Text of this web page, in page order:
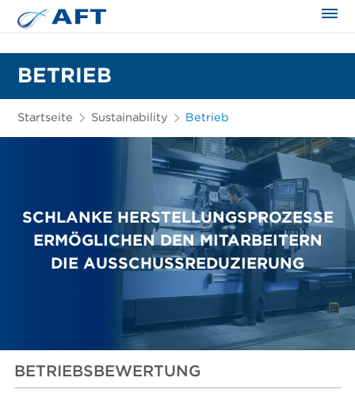
BETRIEB
Startseite Sustainability Betrieb
SCHLANKE HERSTELLUNGSPROZESSE
ERMÖGLICHEN DEN MITARBEITERN
DIE AUSSCHUSSREDUZIERUNG
BETRIEBSBEWERTUNG